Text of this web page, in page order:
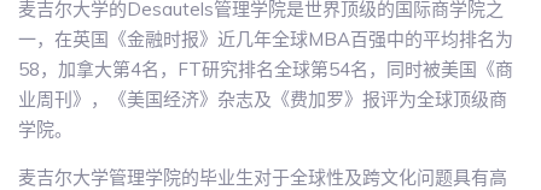
麦吉尔大学的Desautels管理学院是世界顶级的国际商学院之
一，在英国《金融时报》近几年全球MBA百强中的平均排名为
58，加拿大第4名，FT研究排名全球第54名，同时被美国《商
业周刊》，《美国经济》杂志及《费加罗》报评为全球顶级商
学院。
麦吉尔大学管理学院的毕业生对于全球性及跨文化问题具有高